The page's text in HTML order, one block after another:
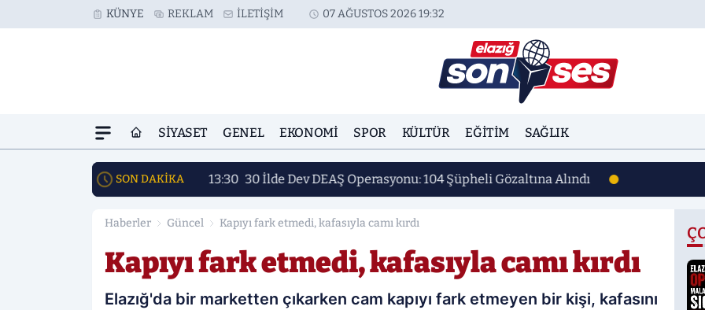
KÜNYE REKLAM İLETIŞIM 07 AĞUSTOS 2026 19:32
SIYASET GENEL EKONOMI SPOR KÜLTÜR EĞITIM SAĞLIK
SON DAKİKA 13:30 30 İlde Dev DEAŞ Operasyonu: 104 Şüpheli Gözaltına Alındı
Haberler Güncel Kapıyı fark etmedi, kafasıyla camı kırdı
Kapıyı fark etmedi, kafasıyla camı kırdı
Elazığ'da bir marketten çıkarken cam kapıyı fark etmeyen bir kişi, kafasını